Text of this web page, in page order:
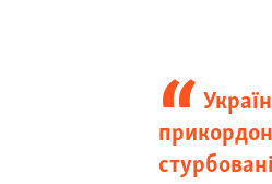
стурбовані